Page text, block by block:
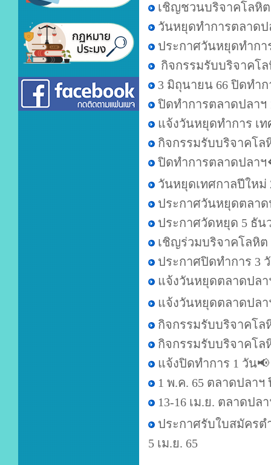
เชิญชวนบริจาคโลหิต
วันหยุดทำการตลาด
ประกาศวันหยุดทำกา
กิจกรรมรับบริจาคโล
3 มิถุนายน 66 ปิดทำ
ปิดทำการตลาดปลาฯ
แจ้งวันหยุดทำการ เ
กิจกรรมรับบริจาคโล
ปิดทำการตลาดปลาฯ
วันหยุดเทศกาลปีใหม่
ประกาศวันหยุดตลา
ประกาศวัดหยุด 5 ธัน
เชิญร่วมบริจาคโลหิต
ประกาศปิดทำการ 3
แจ้งวันหยุดตลาดปลา
แจ้งวันหยุดตลาดปลา
กิจกรรมรับบริจาคโล
กิจกรรมรับบริจาคโ
แจ้งปิดทำการ 1 วัน
1 พ.ค. 65 ตลาดปลาฯ
13-16 เม.ย. ตลาดป
ประกาศรับใบสมัครต
5 เม.ย. 65